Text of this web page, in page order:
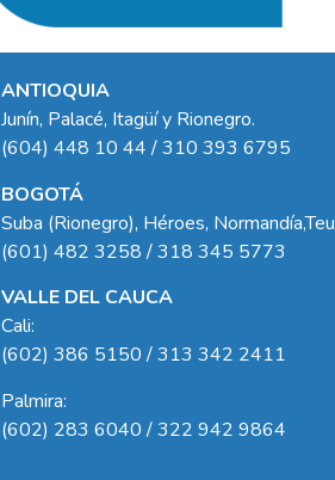
ANTIOQUIA
Junín, Palacé, Itagüí y Rionegro.
(604) 448 10 44 / 310 393 6795
BOGOTÁ
Suba (Rionegro), Héroes,
(601) 482 3258 / 318 345 5773
VALLE DEL CAUCA
Cali:
(602) 386 5150 / 313 342 2411
Palmira:
(602) 283 6040 / 322 942 9864